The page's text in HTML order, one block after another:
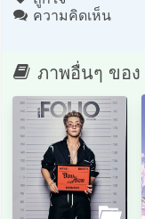
ความคิดเห็น
ภาพอื่นๆ ของ